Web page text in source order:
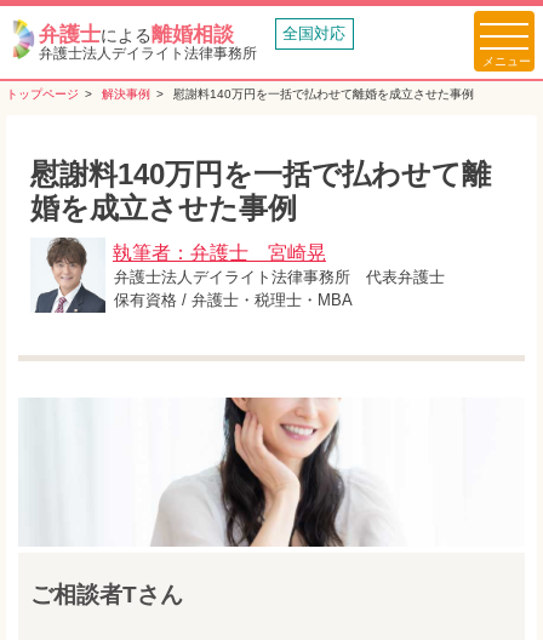
弁護士による離婚相談
弁護士法人デイライト法律事務所
全国対応
トップページ 解決事例 慰謝料140万円を一括で払わせて離婚を成立させた事例
慰謝料140万円を一括で払わせて離
婚を成立させた事例
執筆者：弁護士 宮崎晃
弁護士法人デイライト法律事務所 代表弁護士
保有資格 / 弁護士・税理士・MBA
ご相談者Tさん